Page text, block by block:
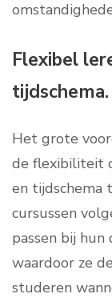
Flexibel
tijdschema.
Het grote
de flexibiliteit
en tijdschema
cursussen
passen bij hun
waardoor ze
studeren